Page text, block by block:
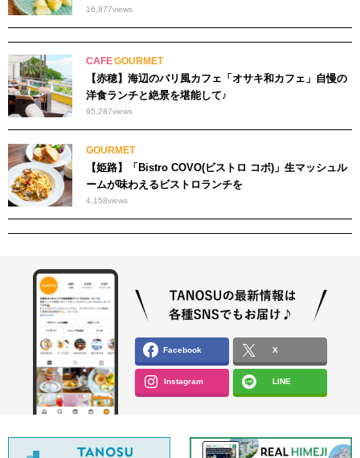
16,877views
CAFEGOURMET
【赤穂】海辺のバリ風カフェ「オサキ和カフェ」自慢の
洋食ランチと絶景を堪能して♪
95,287views
GOURMET
【姫路】「Bistro COVO(ビストロ コボ)」生マッシュル
ームが味わえるビストロランチを
4,158views
Facebook X
Instagram LINE